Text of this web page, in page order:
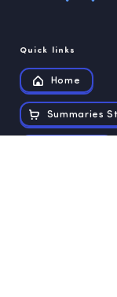
Quick links
Home
Summaries